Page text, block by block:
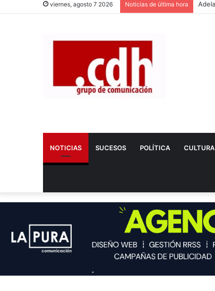
viernes, agosto 7 2026 Noticias de última hora
NOTICIAS SUCESOS POLÍTICA CULTURA